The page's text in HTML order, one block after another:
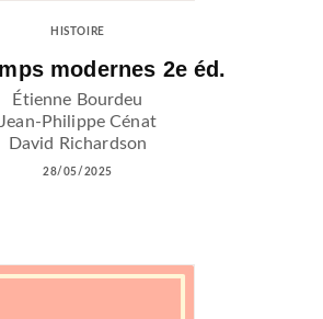
HISTOIRE
modernes 2e éd.
Étienne Bourdeu
Jean-Philippe Cénat
David Richardson
28/05/2025